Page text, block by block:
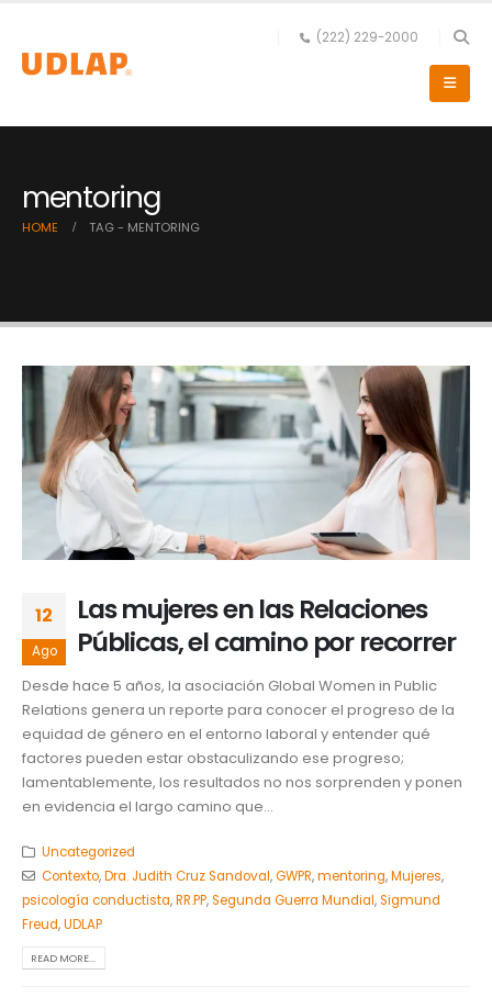
(222) 229-2000
mentoring
HOME TAG - MENTORING
12
Ago
Las mujeres en las Relaciones
Públicas, el camino por recorrer
Desde hace 5 años, la asociación Global Women in Public
Relations genera un reporte para conocer el progreso de la
equidad de género en el entorno laboral y entender qué
factores pueden estar obstaculizando ese progreso;
lamentablemente, los resultados no nos sorprenden y ponen
en evidencia el largo camino que...
Uncategorized
Contexto,Dra. Judith Cruz Sandoval,GWPR,mentoring,Mujeres,
psicología conductista,RR.PP,Segunda Guerra Mundial,Sigmund
Freud,UDLAP
READ MORE...